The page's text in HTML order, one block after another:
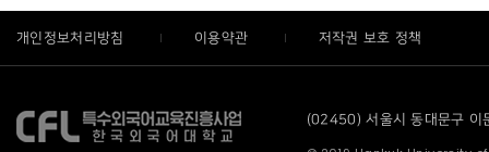
개인정보처리방침 이용약관 저작권 보호 정책
(02450) 서울시 동대문구